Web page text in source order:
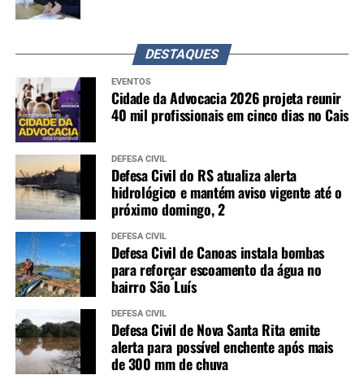
DESTAQUES
EVENTOS
Cidade da Advocacia 2026 projeta reunir
40 mil profissionais em cinco dias no Cais
DEFESA CIVIL
Defesa Civil do RS atualiza alerta
hidrológico e mantém aviso vigente até o
próximo domingo, 2
DEFESA CIVIL
Defesa Civil de Canoas instala bombas
para reforçar escoamento da água no
bairro São Luís
DEFESA CIVIL
Defesa Civil de Nova Santa Rita emite
alerta para possível enchente após mais
de 300 mm de chuva